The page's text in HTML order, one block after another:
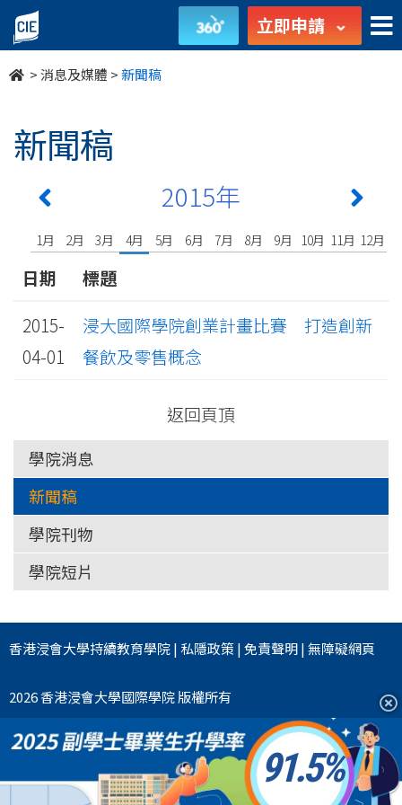
undefined 立即申請
>消息及媒體 >新聞稿
新聞稿
2015年
1月 2月 3月 4月 5月 6月 7月 8月 9月 10月 11月 12月
日期
標題
2015-
04-01
浸大國際學院創業計畫比賽 打造創新
餐飲及零售概念
返回頁頂
學院消息
新聞稿
學院刊物
學院短片
91.5
香港浸會大學持續教育學院| 私隱政策|免責聲明|無障礙網頁
2026 香港浸會大學國際學院 版權所有